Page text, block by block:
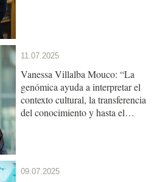
11.07.2025
Vanessa Villalba Mouco: “La
genómica ayuda a interpretar el
contexto cultural, la transferencia
del conocimiento y hasta el
09.07.2025